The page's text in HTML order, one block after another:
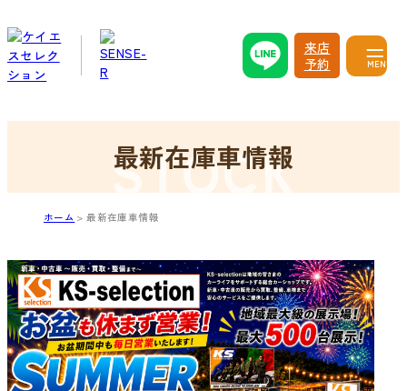
来店
予約
MENU
最新在庫車情報
ホーム 最新在庫車情報